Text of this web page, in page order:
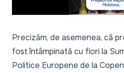
Precizăm, de asemenea, că
fost întâmpinată cu flori la
Politice Europene de la